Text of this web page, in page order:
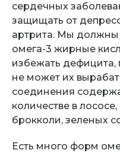
сердечных
защищать от
артрита. Мы должны
омега-3 жирные
избежать дефицита,
не может их
соединения
количестве в
брокколи, зеленых
Есть много форм